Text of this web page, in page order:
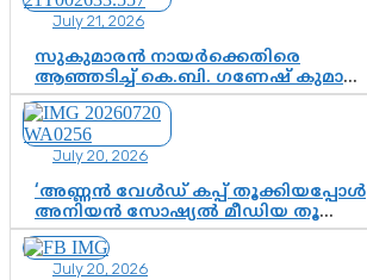
July 21, 2026
സുകുമാരൻ നായർക്കെതിരെ
ആഞ്ഞടിച്ച് കെ.ബി. ഗണേഷ് കുമാർ,
വി.ഡി. സതീശന് പൂർണ പിന്തുണ
July 20, 2026
‘അണ്ണൻ വേൾഡ് കപ്പ് തൂക്കിയപ്പോൾ
അനിയൻ സോഷ്യൽ മീഡിയ തൂക്കി’;
ലാമിൻ യമാലിന്റെ
കിരീടധാരണത്തിനിടെ
ശ്രദ്ധാകേന്ദ്രമായി മൂന്ന് വയസ്സുകാരൻ
July 20, 2026